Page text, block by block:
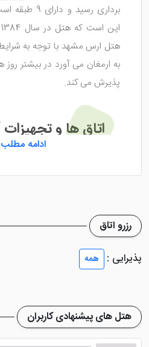
برداری رسید
هتل ارس مشهد با توجه به
به ارمغان می آورد در بیشتر
پذیرش می کند.
ستاره ارس مشهد
دارد سبب شده تا میهمانان
باشند. از جمله این اتاق ها می
دبل، اتاق سه تخته (یک تخت
تجهیزات رفاهی اتاق های
ادامه مطلب
رزرو اتاق
پذیرایی :
همه
هتل های پیشنهادی کاربران